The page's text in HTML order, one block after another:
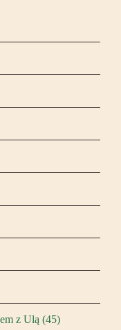
z Ulą (45)